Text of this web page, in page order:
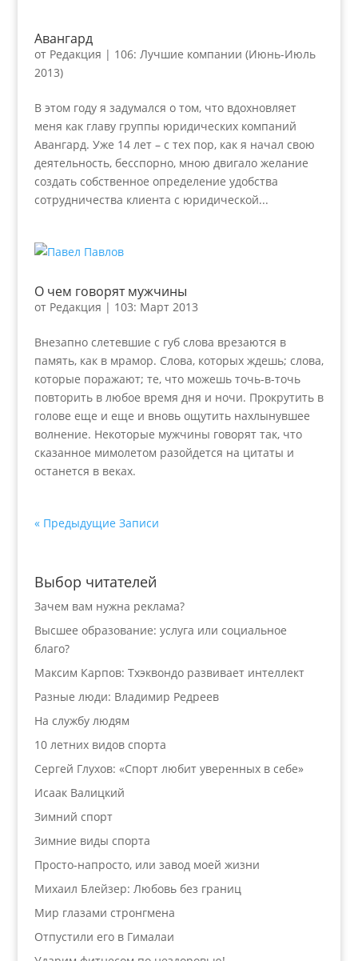
Авангард
от Редакция | 106: Лучшие компании (Июнь-Июль
2013)
В этом году я задумался о том, что вдохновляет
меня как главу группы юридических компаний
Авангард. Уже 14 лет – с тех пор, как я начал свою
деятельность, бесспорно, мною двигало желание
создать собственное определение удобства
сотрудничества клиента с юридической...
О чем говорят мужчины
от Редакция | 103: Март 2013
Внезапно слетевшие с губ слова врезаются в
память, как в мрамор. Слова, которых ждешь; слова,
которые поражают; те, что можешь точь-в-точь
повторить в любое время дня и ночи. Прокрутить в
голове еще и еще и вновь ощутить нахлынувшее
волнение. Некоторые мужчины говорят так, что
сказанное мимолетом разойдется на цитаты и
останется в веках.
« Предыдущие Записи
Выбор читателей
Зачем вам нужна реклама?
Высшее образование: услуга или социальное
благо?
Максим Карпов: Тхэквондо развивает интеллект
Разные люди: Владимир Редреев
На службу людям
10 летних видов спорта
Сергей Глухов: «Спорт любит уверенных в себе»
Исаак Валицкий
Зимний спорт
Зимние виды спорта
Просто-напросто, или завод моей жизни
Михаил Блейзер: Любовь без границ
Мир глазами стронгмена
Отпустили его в Гималаи